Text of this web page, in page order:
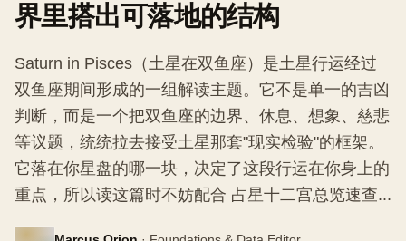
界里搭出可落地的结构
Saturn in Pisces（土星在双鱼座）是土星行运经过
双鱼座期间形成的一组解读主题。它不是单一的吉凶
判断，而是一个把双鱼座的边界、休息、想象、慈悲
等议题，统统拉去接受土星那套"现实检验"的框架。
它落在你星盘的哪一块，决定了这段行运在你身上的
重点，所以读这篇时不妨配合 占星十二宫总览速查...